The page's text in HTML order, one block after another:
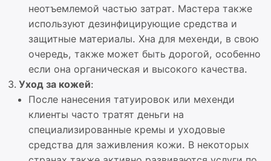
неотъемлемой частью затрат. Мастера также
используют дезинфицирующие средства и
защитные материалы. Хна для мехенди, в свою
очередь, также может быть дорогой, особенно
если она органическая и высокого качества.
Уход за кожей:
После нанесения татуировок или мехенди
клиенты часто тратят деньги на
специализированные кремы и уходовые
средства для заживления кожи. В некоторых